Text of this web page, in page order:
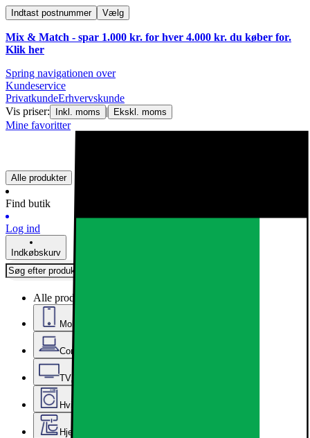
Indtast postnummer Vælg
Mix & Match - spar 1.000 kr. for hver 4.000 kr. du køber for.
Klik her
Spring navigationen over
Kundeservice
PrivatkundeErhvervskunde
Vis priser:
Inkl. moms | Ekskl. moms
Mine favoritter
Alle produkter
Find butik
Log ind
Indkøbskurv
Alle produkter
Mobil, Tablet & Smartwatch
Computer & Kontor
TV, Lyd & Smart Home
Hvidevarer
Hjem, Rengøring & Køkkenudstyr